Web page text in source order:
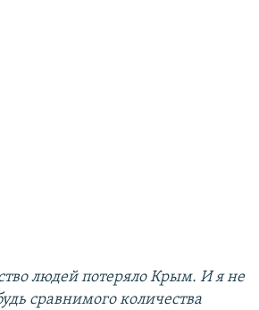
людей потеряло Крым. И я не
сравнимого количества